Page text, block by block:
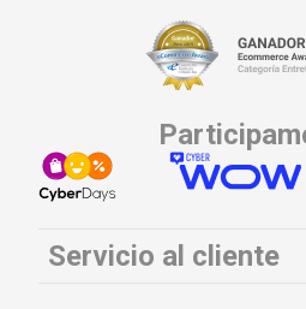
Servicio al cliente